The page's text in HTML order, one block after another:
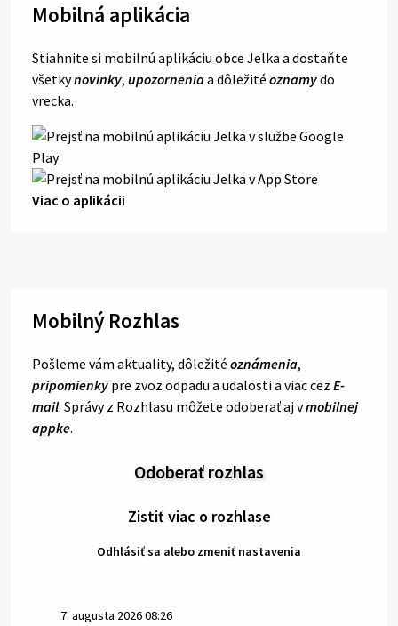
Mobilná aplikácia
Stiahnite si mobilnú aplikáciu obce Jelka a dostaňte
všetkynovinky, upozorneniaa dôležité oznamydo
vrecka.
Viac o aplikácii
Mobilný Rozhlas
Pošleme vám aktuality, dôležité oznámenia,
pripomienky pre zvoz odpadu a udalosti a viac cez E-
mail. Správy z Rozhlasu môžete odoberať aj vmobilnej
appke.
Odoberať rozhlas
Zistiť viac o rozhlase
Odhlásiť sa alebo zmeniť nastavenia
7. augusta 2026 08:26